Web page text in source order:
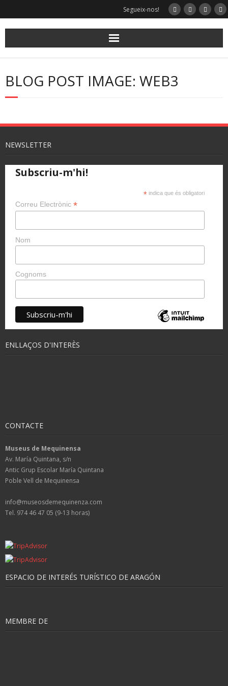
Segueix-nos!
BLOG POST IMAGE: WEB3
NEWSLETTER
Subscriu-m'hi!
* indica que és obligatori
Correu Electrònic *
Nom
Cognoms
ENLLAÇOS D'INTERÈS
CONTACTE
Museus de Mequinensa
Av. María Quintana, s/n
Antic Grup Escolar María Quintana
Poble Vell de Mequinensa
info@museosdemequinenza.com
Tel. 974 46 47 05 (9-13 horas)
ESPACIO DE INTERÉS TURÍSTICO DE ARAGÓN
MEMBRE DE